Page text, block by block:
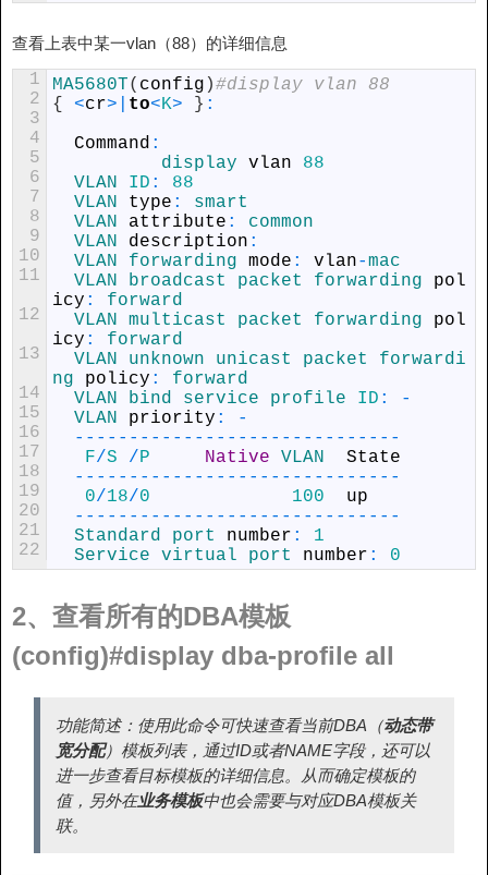
查看上表中某一vlan（88）的详细信息
1
2
3
4
5
6
7
8
9
10
11
12
13
14
15
16
17
18
19
20
21
22
MA5680T( config )#display vlan 88
{
<cr> to<K> } :
Command :
display vlan
88
VLAN ID :
88
VLAN type :
smart
VLAN attribute :
common
VLAN description :
VLAN forwarding mode : vlan-mac
VLAN broadcast packet forwarding pol
icy :
forward
VLAN multicast packet forwarding pol
icy :
forward
VLAN unknown unicast packet forwardi
ng policy :
forward
VLAN bind service profile ID :
-
VLAN priority :
-
-- -- -- -- -- -- -- -- -- -- -- -- -- -- --
F/S /P Native VLAN State
-- -- -- -- -- -- -- -- -- -- -- -- -- -- --
0/18/0 100
up
-- -- -- -- -- -- -- -- -- -- -- -- -- -- --
Standard port number :
1
Service virtual port number : 0
2、查看所有的DBA模板
(config)#display dba-profile all
功能简述：使用此命令可快速查看当前DBA（动态带
宽分配）模板列表，通过ID或者NAME字段，还可以
进一步查看目标模板的详细信息。从而确定模板的
值，另外在业务模板中也会需要与对应DBA模板关
联。